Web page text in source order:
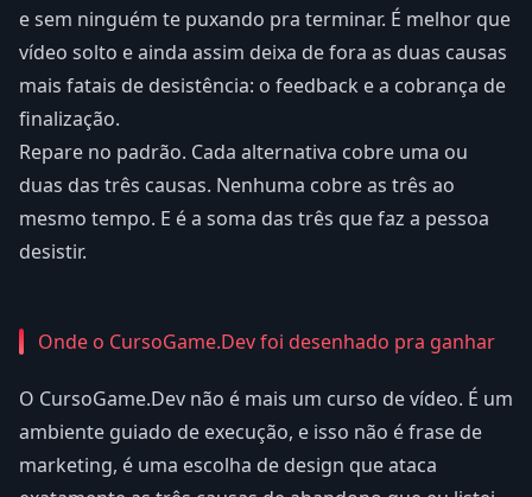
e sem ninguém te puxando pra terminar. É melhor que
vídeo solto e ainda assim deixa de fora as duas causas
mais fatais de desistência: o feedback e a cobrança de
finalização.
Repare no padrão. Cada alternativa cobre uma ou
duas das três causas. Nenhuma cobre as três ao
mesmo tempo. E é a soma das três que faz a pessoa
desistir.
Onde o CursoGame.Dev foi desenhado pra ganhar
O CursoGame.Dev não é mais um curso de vídeo. É um
ambiente guiado de execução, e isso não é frase de
marketing, é uma escolha de design que ataca